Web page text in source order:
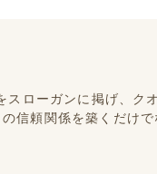
ローガンに掲げ、
信頼関係を築くだけ